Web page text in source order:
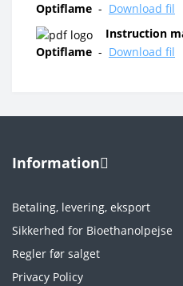
Optiflame - Download fil
Instruction
Optiflame - Download fil
Information
Betaling, levering, eksport
Sikkerhed for Bioethanolpejse
Regler før salget
Privacy Policy